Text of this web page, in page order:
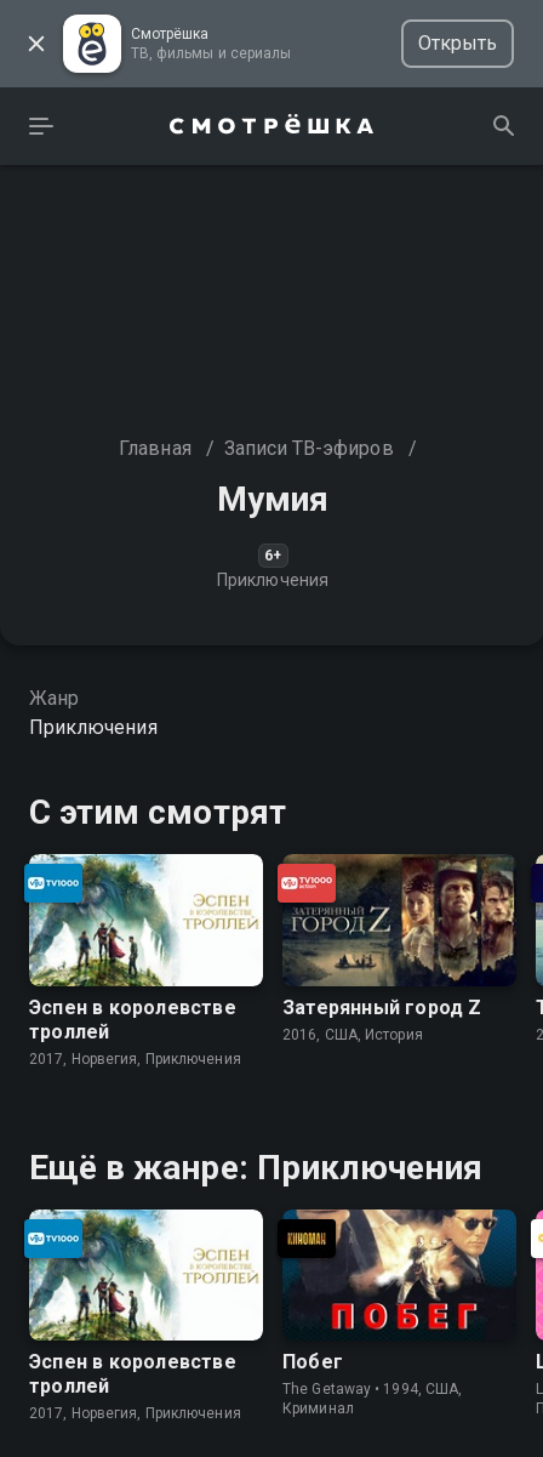
Смотрёшка
ТВ, фильмы и сериалы
Открыть
Главная / Записи ТВ-эфиров /
Мумия
6+
Приключения
Жанр
Приключения
С этим смотрят
Эспен в королевстве
троллей
2017, Норвегия, Приключения
Затерянный город Z
2016, США, История
Ещё в жанре: Приключения
Эспен в королевстве
троллей
2017, Норвегия, Приключения
Побег
The Getaway • 1994, США,
Криминал